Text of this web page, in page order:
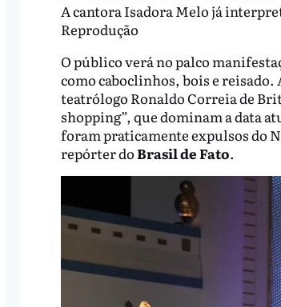
A cantora Isadora Melo já
Reprodução
O público verá no palco
como caboclinhos, bois e reisado.
teatrólogo Ronaldo Correia de
shopping”, que dominam a data
foram praticamente expulsos do
repórter doBrasil de Fato.